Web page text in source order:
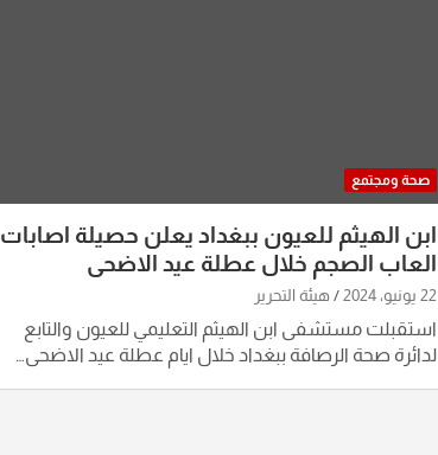
صحة ومجتمع
ابن الهيثم للعيون ببغداد يعلن حصيلة اصابات
العاب الصجم خلال عطلة عيد الاضحى
22 يونيو، 2024 هيئة التحرير
استقبلت مستشفى ابن الهيثم التعليمي للعيون والتابع
لدائرة صحة الرصافة ببغداد خلال ايام عطلة عيد الاضحى…